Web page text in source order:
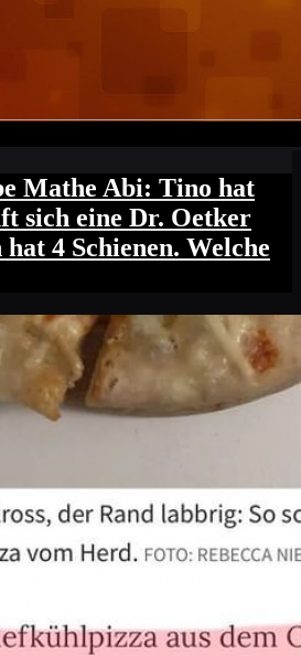
Mathe Abi: Tino hat
sich eine Dr. Oetker
4 Schienen. Welche